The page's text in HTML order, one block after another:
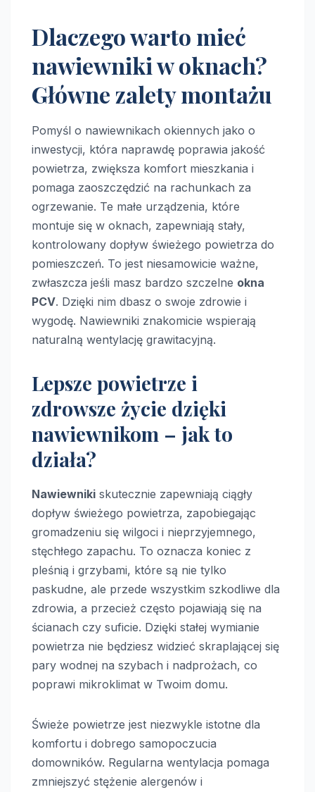
Dlaczego warto mieć
nawiewniki w oknach?
Główne zalety montażu
Pomyśl o nawiewnikach okiennych jako o
inwestycji, która naprawdę poprawia jakość
powietrza, zwiększa komfort mieszkania i
pomaga zaoszczędzić na rachunkach za
ogrzewanie. Te małe urządzenia, które
montuje się w oknach, zapewniają stały,
kontrolowany dopływ świeżego powietrza do
pomieszczeń. To jest niesamowicie ważne,
zwłaszcza jeśli masz bardzo szczelne okna
PCV. Dzięki nim dbasz o swoje zdrowie i
wygodę. Nawiewniki znakomicie wspierają
naturalną wentylację grawitacyjną.
Lepsze powietrze i
zdrowsze życie dzięki
nawiewnikom – jak to
działa?
Nawiewniki skutecznie zapewniają ciągły
dopływ świeżego powietrza, zapobiegając
gromadzeniu się wilgoci i nieprzyjemnego,
stęchłego zapachu. To oznacza koniec z
pleśnią i grzybami, które są nie tylko
paskudne, ale przede wszystkim szkodliwe dla
zdrowia, a przecież często pojawiają się na
ścianach czy suficie. Dzięki stałej wymianie
powietrza nie będziesz widzieć skraplającej się
pary wodnej na szybach i nadprożach, co
poprawi mikroklimat w Twoim domu.
Świeże powietrze jest niezwykle istotne dla
komfortu i dobrego samopoczucia
domowników. Regularna wentylacja pomaga
zmniejszyć stężenie alergenów i